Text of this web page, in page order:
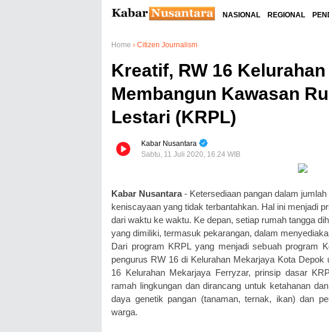
NASIONAL REGIONAL
Home › Citizen Journalism
Kreatif, RW 16
Membangun Kawasan
Lestari (KRPL)
Kabar Nusantara
Sabtu, 11 Juli 2020, 16.24 WIB
Kabar Nusantara- Ketersediaan pangan dalam
keniscayaan yang tidak terbantahkan. Hal ini menjadi
dari waktu ke waktu. Ke depan, setiap rumah tangga
yang dimiliki, termasuk pekarangan, dalam
Dari program KRPL yang menjadi sebuah program
pengurus RW 16 di Kelurahan Mekarjaya Kota
16 Kelurahan Mekarjaya Ferryzar, prinsip dasar
ramah lingkungan dan dirancang untuk ketahanan
daya genetik pangan (tanaman, ternak, ikan) dan
warga.